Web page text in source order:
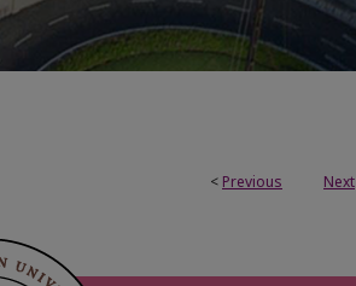
< Previous Next